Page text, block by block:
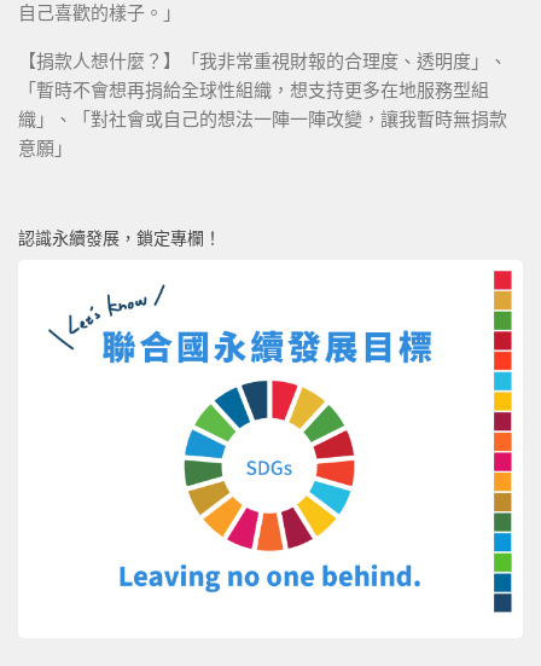
自己喜歡的樣子。」
【捐款人想什麼？】「我非常重視財報的合理度、透明度」、
「暫時不會想再捐給全球性組織，想支持更多在地服務型組
織」、「對社會或自己的想法一陣一陣改變，讓我暫時無捐款
意願」
認識永續發展，鎖定專欄！